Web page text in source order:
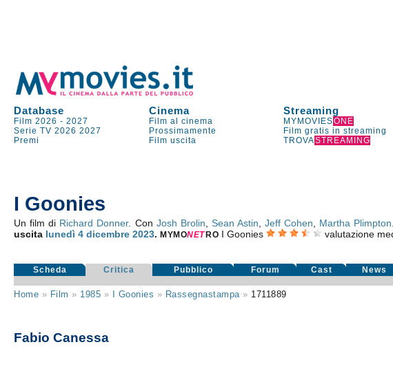
Database Cinema Streaming
Film 2026 -2027 Film al cinema MYMOVIESONE
Serie TV 2026 2027 Prossimamente Film gratis in streaming
Premi
Film uscita TROVASTREAMING
I Goonies
Un film di Richard Donner. Con Josh Brolin Sean Astin Jeff Cohen Martha Plimpton
uscita lunedì 4 dicembre 2023.MYMONET RO I Goonies valutazione
Scheda Critica Pubblico Forum Cast News
Home » Film » 1985 » I Goonies » Rassegnastampa» 1711889
Fabio Canessa